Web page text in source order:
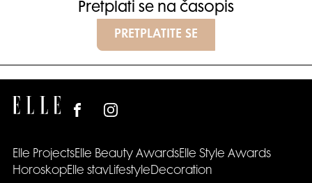
Pretplati se na časopis
PRETPLATITE SE
Elle ProjectsElle Beauty AwardsElle Style Awards
HoroskopElle stavLifestyleDecoration